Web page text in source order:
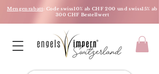
Mengenrabatt: Code swiss10% ab CHF 200 und swiss15% ab
300 CHF Bestellwert